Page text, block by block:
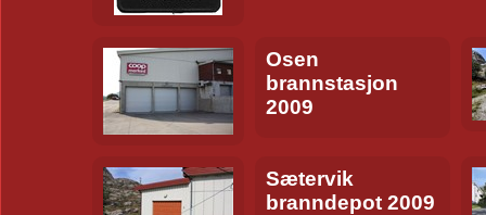
Osen
brannstasjon
2009
Sætervik
branndepot 2009